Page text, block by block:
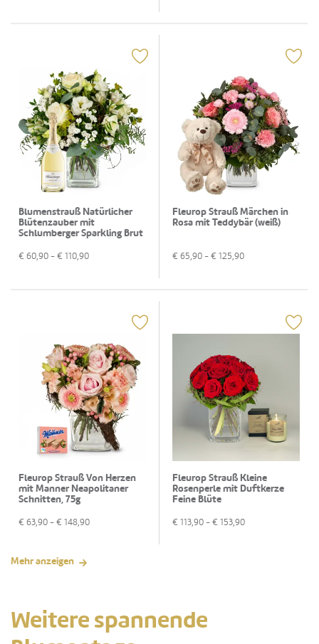
Blumenstrauß Natürlicher
Blütenzauber mit
Schlumberger Sparkling Brut
€ 60,90 - € 110,90
Fleurop Strauß Märchen in
Rosa mit Teddybär (weiß)
€ 65,90 - € 125,90
Fleurop Strauß Von Herzen
mit Manner Neapolitaner
Schnitten, 75g
€ 63,90 - € 148,90
Fleurop Strauß Kleine
Rosenperle mit Duftkerze
Feine Blüte
€ 113,90 - € 153,90
Mehr anzeigen
Weitere spannende